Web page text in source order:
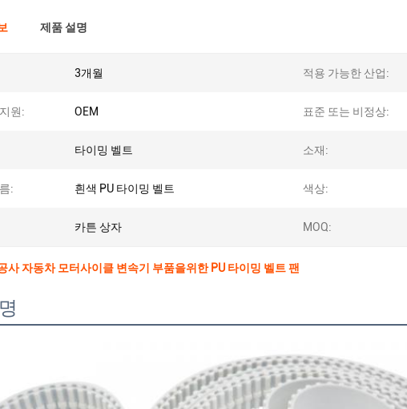
제품 설명
3개월 적용 가능한 산업:
원: OEM 표준 또는 비정상:
타이밍 벨트 소재:
: 흰색 PU 타이밍 벨트 색상:
카튼 상자 MOQ:
사 자동차 모터사이클 변속기 부품을위한 PU 타이밍 벨트 팬